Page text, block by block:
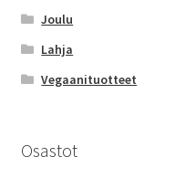
Joulu
Lahja
Vegaanituotteet
Osastot